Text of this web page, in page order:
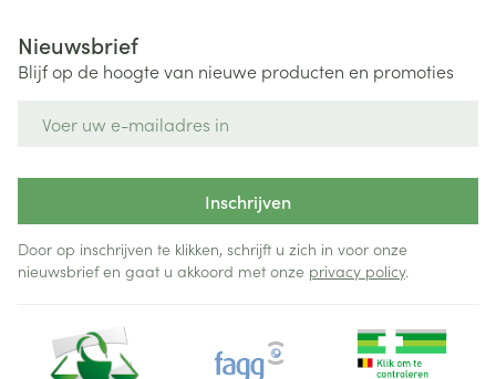
Nieuwsbrief
Blijf op de hoogte van nieuwe producten en promoties
Inschrijven
Door op inschrijven te klikken, schrijft u zich in voor onze
nieuwsbrief en gaat u akkoord met onze privacy policy.